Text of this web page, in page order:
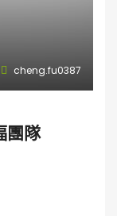
cheng.fu0387
團隊